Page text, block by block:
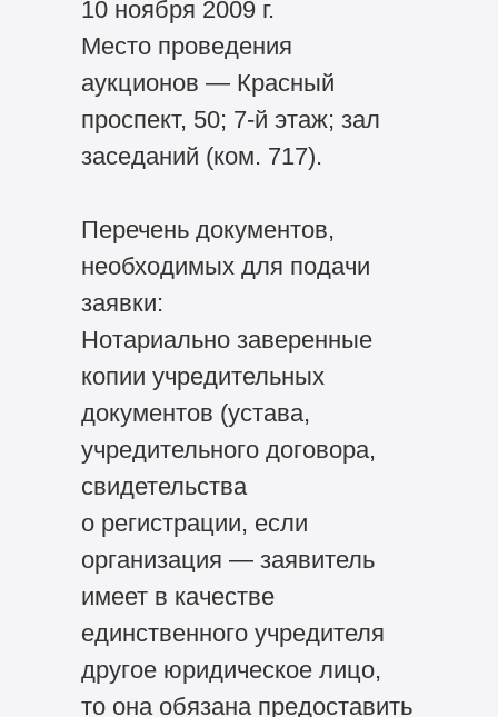
10 ноября 2009 г.
Место проведения
аукционов — Красный
проспект, 50; 7-й этаж; зал
заседаний (ком. 717).
Перечень документов,
необходимых для подачи
заявки:
Нотариально заверенные
копии учредительных
документов (устава,
учредительного договора,
свидетельства
о регистрации, если
организация — заявитель
имеет в качестве
единственного учредителя
другое юридическое лицо,
то она обязана предоставить